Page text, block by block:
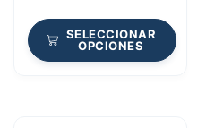
SELECCIONAR
OPCIONES